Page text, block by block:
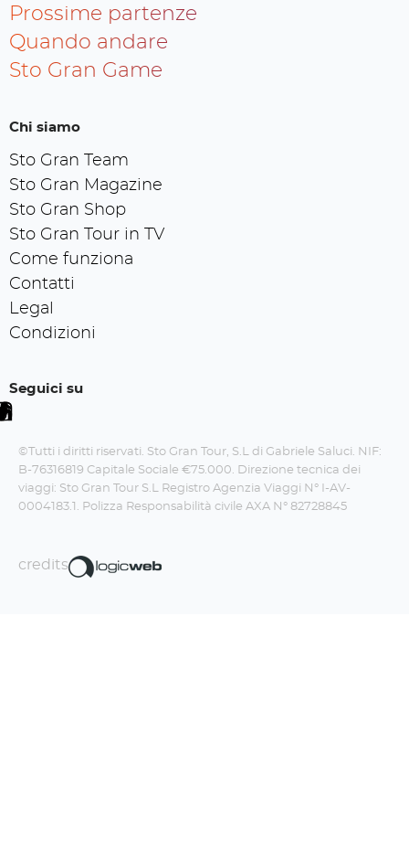
Prossime partenze
Quando andare
Sto Gran Game
Chi siamo
Sto Gran Team
Sto Gran Magazine
Sto Gran Shop
Sto Gran Tour in TV
Come funziona
Contatti
Legal
Condizioni
Seguici su
©Tutti i diritti riservati. Sto Gran Tour, S.L di Gabriele Saluci. NIF:
B-76316819 Capitale Sociale €75.000. Direzione tecnica dei
viaggi: Sto Gran Tour S.L Registro Agenzia Viaggi N° I-AV-
0004183.1. Polizza Responsabilità civile AXA N° 82728845
credits